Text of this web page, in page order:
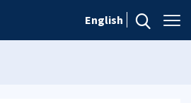
English